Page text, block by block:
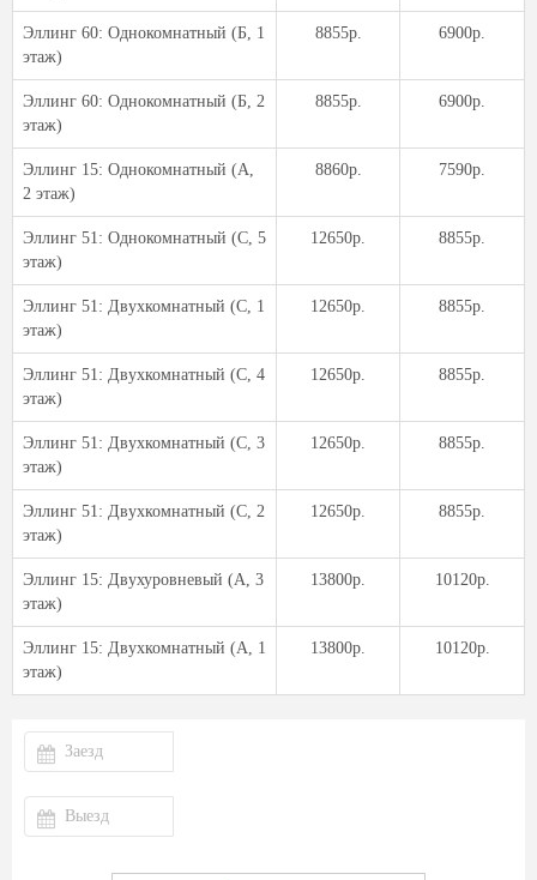
Эллинг 60: Однокомнатный (Б, 1
этаж)
8855р. 6900р.
Эллинг 60: Однокомнатный (Б, 2
этаж)
8855р. 6900р.
Эллинг 15: Однокомнатный (А,
2 этаж)
8860р. 7590р.
Эллинг 51: Однокомнатный (С, 5
этаж)
12650р. 8855р.
Эллинг 51: Двухкомнатный (С, 1
этаж)
12650р. 8855р.
Эллинг 51: Двухкомнатный (С, 4
этаж)
12650р. 8855р.
Эллинг 51: Двухкомнатный (С, 3
этаж)
12650р. 8855р.
Эллинг 51: Двухкомнатный (С, 2
этаж)
12650р. 8855р.
Эллинг 15: Двухуровневый (А, 3
этаж)
13800р. 10120р.
Эллинг 15: Двухкомнатный (А, 1
этаж)
13800р. 10120р.